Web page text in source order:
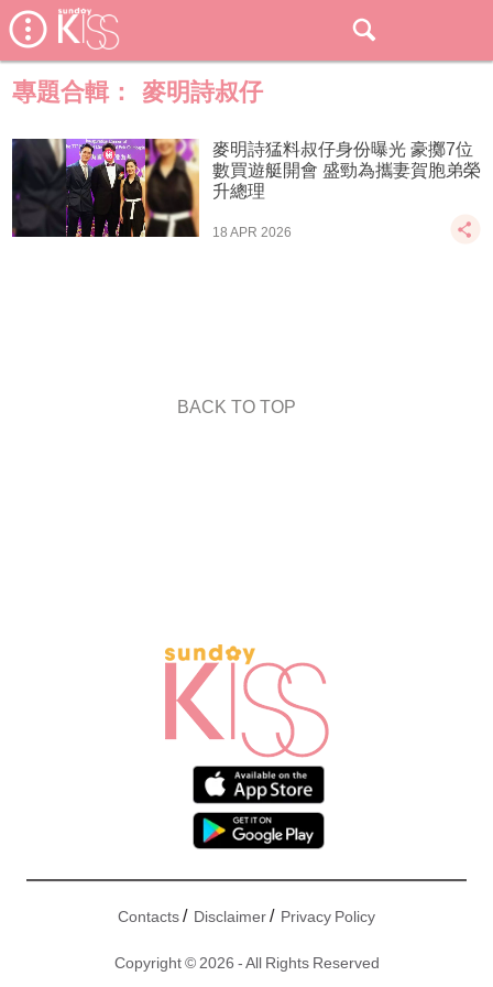
專題合輯： 麥明詩叔仔
麥明詩猛料叔仔身份曝光 豪擲7位
數買遊艇開會 盛勁為攜妻賀胞弟榮
升總理
18 APR 2026
BACK TO TOP
Contacts/ Disclaimer/ Privacy Policy
Copyright © 2026 - All Rights Reserved